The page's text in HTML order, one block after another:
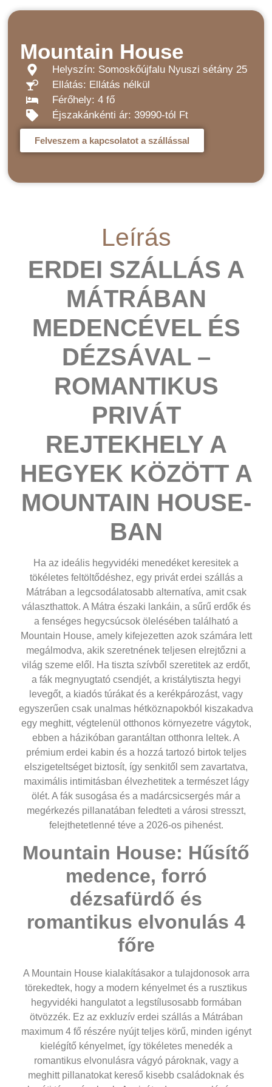
Mountain House
Helyszín: Somoskőújfalu Nyuszi sétány 25
Ellátás: Ellátás nélkül
Férőhely: 4 fő
Éjszakánkénti ár: 39990-tól Ft
Felveszem a kapcsolatot a szállással
Leírás
ERDEI SZÁLLÁS A
MÁTRÁBAN
MEDENCÉVEL ÉS
DÉZSÁVAL –
ROMANTIKUS
PRIVÁT
REJTEKHELY A
HEGYEK KÖZÖTT A
MOUNTAIN HOUSE-
BAN
Ha az ideális hegyvidéki menedéket keresitek a
tökéletes feltöltődéshez, egy priváterdei szállás a
Mátrában a legcsodálatosabb alternatíva, amit csak
választhattok. A Mátra északi lankáin, a sűrű erdők és
a fenséges hegycsúcsok ölelésében található a
Mountain House, amely kifejezetten azok számára lett
megálmodva, akik szeretnének teljesen elrejtőzni a
világ szeme elől. Ha tiszta szívből szeretitek az erdőt,
a fák megnyugtató csendjét, a kristálytiszta hegyi
levegőt, a kiadós túrákat és a kerékpározást, vagy
egyszerűen csak unalmas hétköznapokból kiszakadva
egy meghitt, végtelenül otthonos környezetre vágytok,
ebben a házikóban garantáltan otthonra leltek. A
prémium erdei kabin és a hozzá tartozó birtok teljes
elszigeteltséget biztosít, így senkitől sem zavartatva,
maximális intimitásban élvezhetitek a természet lágy
ölét. A fák susogása és a madárcsicsergés már a
megérkezés pillanatában feledteti a városi stresszt,
felejthetetlenné téve a 2026-os pihenést.
Mountain House: Hűsítő
medence, forró
dézsafürdő és
romantikus elvonulás 4
főre
A Mountain House kialakításakor a tulajdonosok arra
törekedtek, hogy a modern kényelmet és a rusztikus
hegyvidéki hangulatot a legstílusosabb formában
ötvözzék. Ez az exkluzív erdei szállás a Mátrában
maximum 4 fő részére nyújt teljes körű, minden igényt
kielégítő kényelmet, így tökéletes menedék a
romantikus elvonulásra vágyó pároknak, vagy a
meghitt pillanatokat kereső kisebb családoknak és